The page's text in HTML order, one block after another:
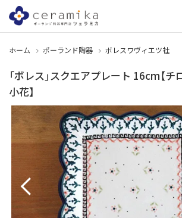
ホーム ポーランド陶器 ボレスワヴィエツ社
「ボレス」スクエアプレート 16cm【
小花】